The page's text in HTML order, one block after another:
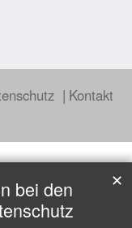
Kontakt
bei den
✕